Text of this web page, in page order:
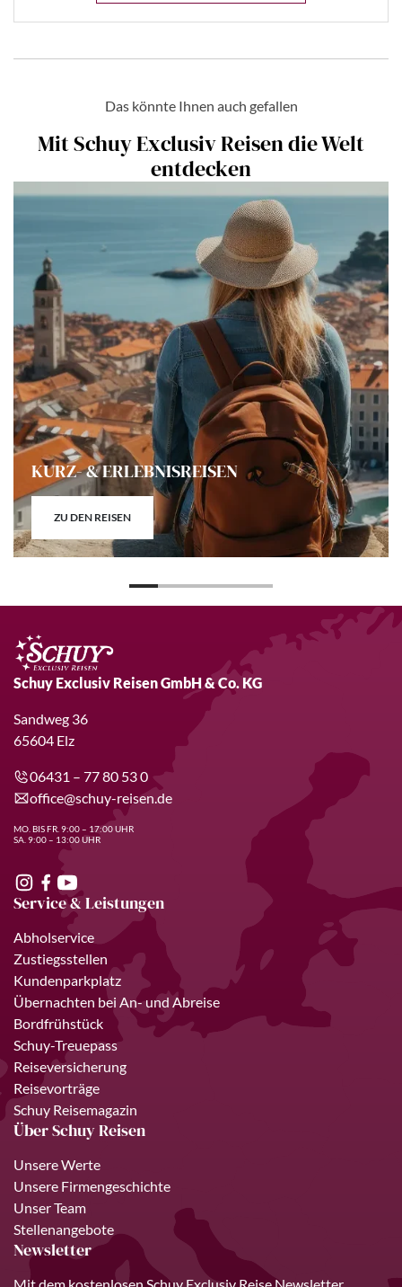
Das könnte Ihnen auch gefallen
Mit Schuy Exclusiv Reisen die Welt
entdecken
KURZ- & ERLEBNISREISEN
ZU DEN REISEN
Schuy Exclusiv Reisen GmbH & Co. KG
Sandweg 36
65604 Elz
06431 – 77 80 53 0
office@schuy-reisen.de
MO. BIS FR. 9:00 – 17:00 UHR
SA. 9:00 – 13:00 UHR
Service & Leistungen
Abholservice
Zustiegsstellen
Kundenparkplatz
Übernachten bei An- und Abreise
Bordfrühstück
Schuy-Treuepass
Reiseversicherung
Reisevorträge
Schuy Reisemagazin
Über Schuy Reisen
Unsere Werte
Unsere Firmengeschichte
Unser Team
Stellenangebote
Newsletter